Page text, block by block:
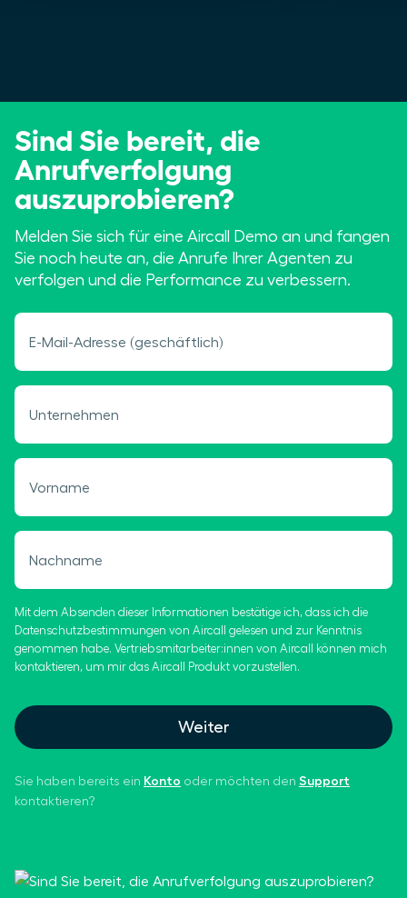
Sind Sie bereit, die
Anrufverfolgung
auszuprobieren?
Melden Sie sich für eine Aircall Demo an und fangen
Sie noch heute an, die Anrufe Ihrer Agenten zu
verfolgen und die Performance zu verbessern.
E-Mail-Adresse (geschäftlich)
Unternehmen
Vorname
Nachname
Mit dem Absenden dieser Informationen bestätige ich, dass ich die
Datenschutzbestimmungen von Aircall gelesen und zur Kenntnis
genommen habe. Vertriebsmitarbeiter:innen von Aircall können mich
kontaktieren, um mir das Aircall Produkt vorzustellen.
Weiter
Sie haben bereits ein Konto oder möchten den Support
kontaktieren?